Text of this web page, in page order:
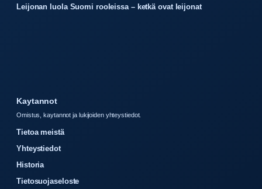
Leijonan luola Suomi rooleissa – ketkä ovat leijonat
Kaytannot
Omistus, kaytannot ja lukijoiden yhteystiedot.
Tietoa meistä
Yhteystiedot
Historia
Tietosuojaseloste